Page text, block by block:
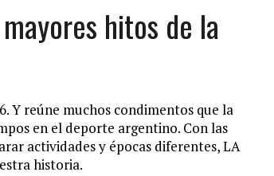
hitos de la
Y reúne muchos condimentos que la
en el deporte argentino. Con las
actividades y épocas diferentes, LA
historia.